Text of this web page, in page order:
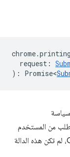
chrome.printing
request :
) : Promise<
من المستخدم
قبول مهمة الطباعة. قبل الإصدار 120 من Chrome، لم تكن هذه الدالة